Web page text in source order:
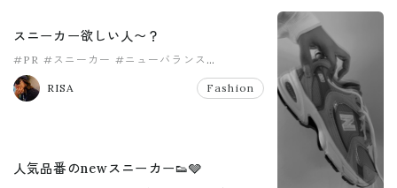
スニーカー欲しい人〜？
#PR #スニーカー #ニューバランス
#神戸レタス
RISA
Fashion
人気品番のnewスニーカー👟🩶